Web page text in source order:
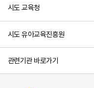
시도 교육청
시도 유아교육진흥원
관련기관 바로가기